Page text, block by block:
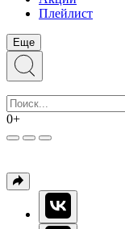
Плейлист
Еще
0+